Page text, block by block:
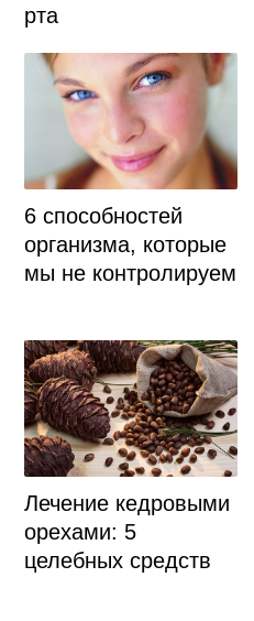
рта
6 способностей
организма, которые
мы не контролируем
Лечение кедровыми
орехами: 5
целебных средств